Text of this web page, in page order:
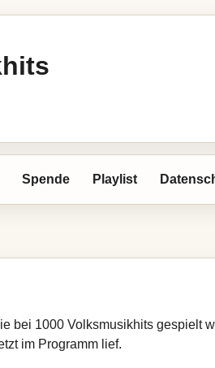
Spende Playlist
bei 1000 Volksmusikhits gespielt
im Programm lief.